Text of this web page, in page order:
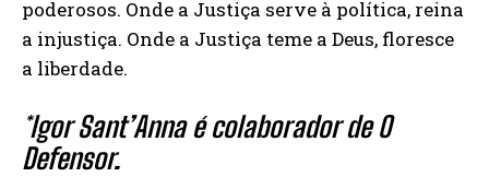
poderosos. Onde a Justiça serve à política, reina
a injustiça. Onde a Justiça teme a Deus, floresce
a liberdade.
*Igor Sant’Anna é colaborador de O
Defensor.